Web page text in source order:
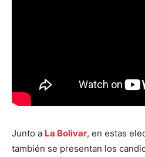
Junto a La Bolivar, en estas
también se presentan los